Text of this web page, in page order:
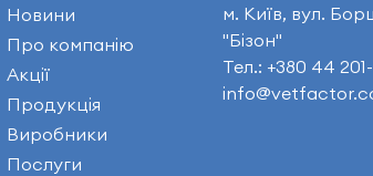
Новини
Про компанію
Акції
Продукція
Виробники
Послуги
м. Київ, вул.
"Бізон"
Тел.: +380 44